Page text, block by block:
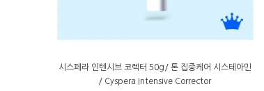
시스페라 인텐시브 코렉터 50g/ 톤 집중케어 시스테아민
/ Cyspera Intensive Corrector